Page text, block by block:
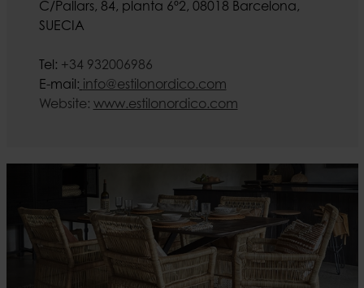
C/Pallars, 84, planta 6º2, 08018 Barcelona,
SUECIA
Tel: +34 932006986
E-mail: info@estilonordico.com
Website: www.estilonordico.com